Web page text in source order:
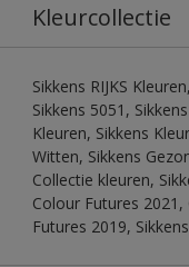
Kleurcollectie
Sikkens RIJKS
Sikkens 5051,
Kleuren, Sikkens
Witten, Sikkens
Collectie kleuren,
Colour Futures
Futures 2019,